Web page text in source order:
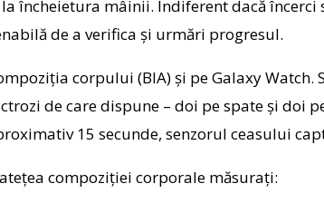
încheietura mâinii. Indiferent dacă
de a verifica și urmări progresul.
corpului (BIA) și pe Galaxy
de care dispune – doi pe spate și doi
15 secunde, senzorul ceasului
compoziției corporale măsurați: